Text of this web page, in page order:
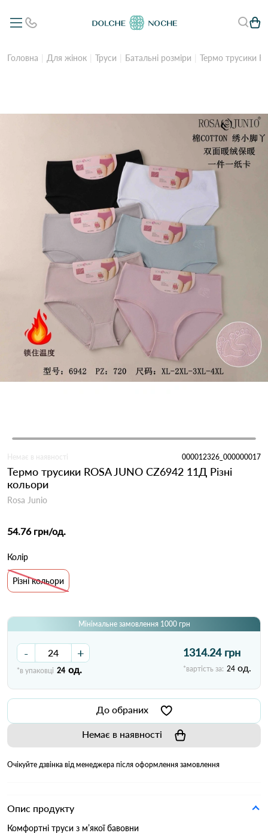
Головна Для жінок Труси Батальні розміри Термо трусики
Немає в наявності 000012326_000000017
Термо трусики ROSA JUNO CZ6942 11Д Різні
кольори
Rosa Junio
54.76 грн/од.
Колір
Різні кольори
Мінімальне замовлення 1000 грн
- +
*в упаковці 24 од.
1314.24 грн
*вартість за: 24 од.
До обраних
Немає в наявності
Очікуйте дзвінка від менеджера після оформлення замовлення
Опис продукту
Комфортні труси з м’якої бавовни